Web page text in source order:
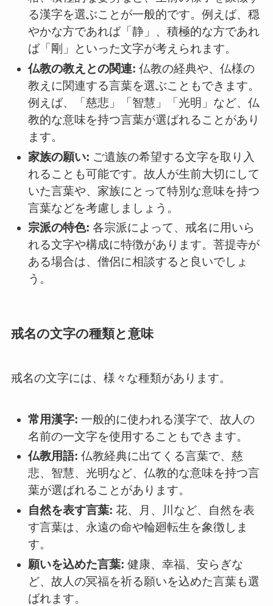
る漢字を選ぶことが一般的です。例えば、穏
やかな方であれば「静」、積極的な方であれ
ば「剛」といった文字が考えられます。
仏教の教えとの関連: 仏教の経典や、仏様の
教えに関連する言葉を選ぶこともできます。
例えば、「慈悲」「智慧」「光明」など、仏
教的な意味を持つ言葉が選ばれることがあり
ます。
家族の願い: ご遺族の希望する文字を取り入
れることも可能です。故人が生前大切にして
いた言葉や、家族にとって特別な意味を持つ
言葉などを考慮しましょう。
宗派の特色: 各宗派によって、戒名に用いら
れる文字や構成に特徴があります。菩提寺が
ある場合は、僧侶に相談すると良いでしょ
う。
戒名の文字の種類と意味
戒名の文字には、様々な種類があります。
常用漢字: 一般的に使われる漢字で、故人の
名前の一文字を使用することもできます。
仏教用語: 仏教経典に出てくる言葉で、慈
悲、智慧、光明など、仏教的な意味を持つ言
葉が選ばれることがあります。
自然を表す言葉: 花、月、川など、自然を表
す言葉は、永遠の命や輪廻転生を象徴しま
す。
願いを込めた言葉: 健康、幸福、安らぎな
ど、故人の冥福を祈る願いを込めた言葉も選
ばれます。